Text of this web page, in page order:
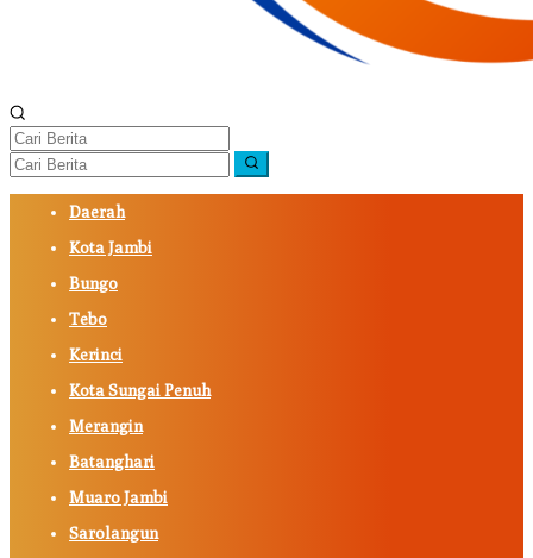
Daerah
Kota Jambi
Bungo
Tebo
Kerinci
Kota Sungai Penuh
Merangin
Batanghari
Muaro Jambi
Sarolangun